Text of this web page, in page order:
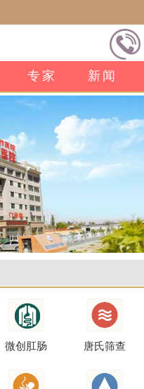
专家 新闻
微创肛肠 唐氏筛查